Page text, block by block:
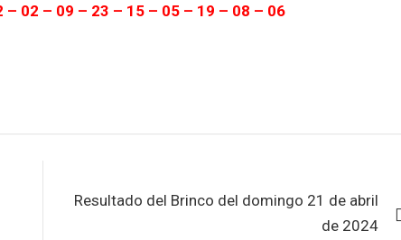
02 – 09 – 23 – 15 – 05 – 19 – 08 – 06
Resultado del Brinco del domingo 21 de abril
de 2024